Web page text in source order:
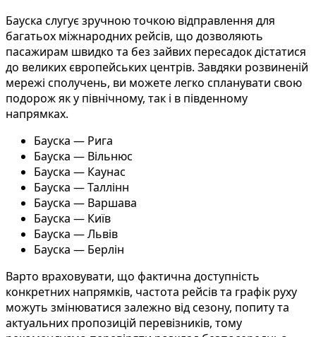
Бауска слугує зручною точкою відправлення для
багатьох міжнародних рейсів, що дозволяють
пасажирам швидко та без зайвих пересадок дістатися
до великих європейських центрів. Завдяки розвиненій
мережі сполучень, ви можете легко спланувати свою
подорож як у північному, так і в південному
напрямках.
Бауска — Рига
Бауска — Вільнюс
Бауска — Каунас
Бауска — Таллінн
Бауска — Варшава
Бауска — Київ
Бауска — Львів
Бауска — Берлін
Варто враховувати, що фактична доступність
конкретних напрямків, частота рейсів та графік руху
можуть змінюватися залежно від сезону, попиту та
актуальних пропозицій перевізників, тому